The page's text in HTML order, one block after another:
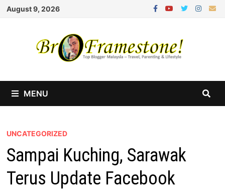
Skip
August 9, 2026
MENU
UNCATEGORIZED
Sampai Kuching, Sarawak
Terus Update Facebook